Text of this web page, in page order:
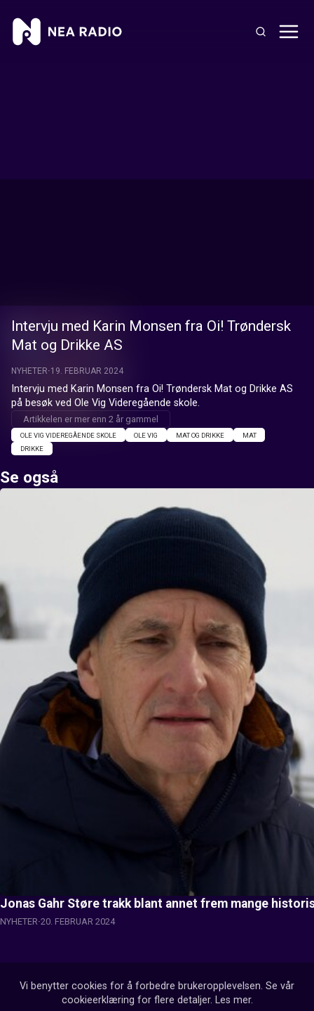
Intervju med Karin Monsen fra Oi! Trøndersk
Mat og Drikke AS
NYHETER 19. FEBRUAR 2024
Intervju med Karin Monsen fra Oi! Trøndersk Mat og Drikke AS
på besøk ved Ole Vig Videregående skole.
Artikkelen er mer enn 2 år gammel
OLE VIG VIDEREGÅENDE SKOLE OLE VIG MAT OG DRIKKE
MAT
DRIKKE
Se også
Jonas Gahr Støre trakk blant annet frem mange
NYHETER 20. FEBRUAR 2024
Vi benytter cookies for å forbedre brukeropplevelsen. Se vår
cookieerklæring for flere detaljer. Les mer.